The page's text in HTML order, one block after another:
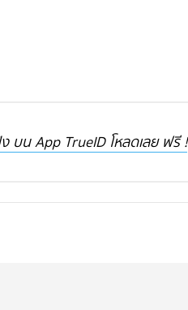
บน App TrueID โหลดเลย ฟรี !